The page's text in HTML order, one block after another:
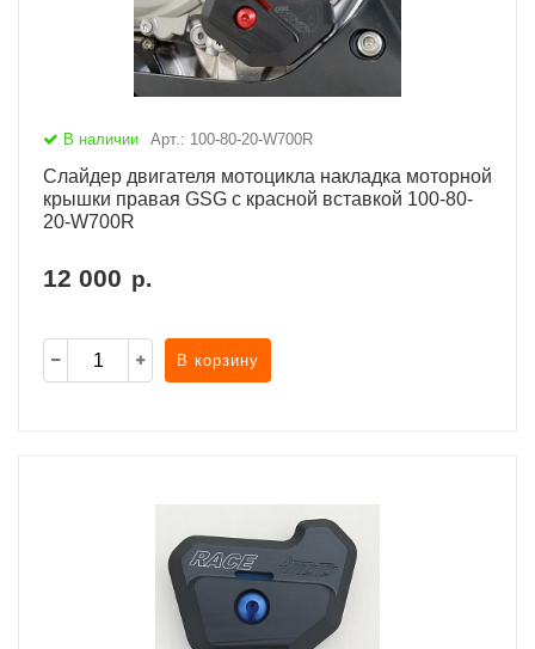
В наличии Арт.: 100-80-20-W700R
Cлайдер двигателя мотоцикла накладка моторной
крышки правая GSG с красной вставкой 100-80-
20-W700R
12 000 р.
В корзину